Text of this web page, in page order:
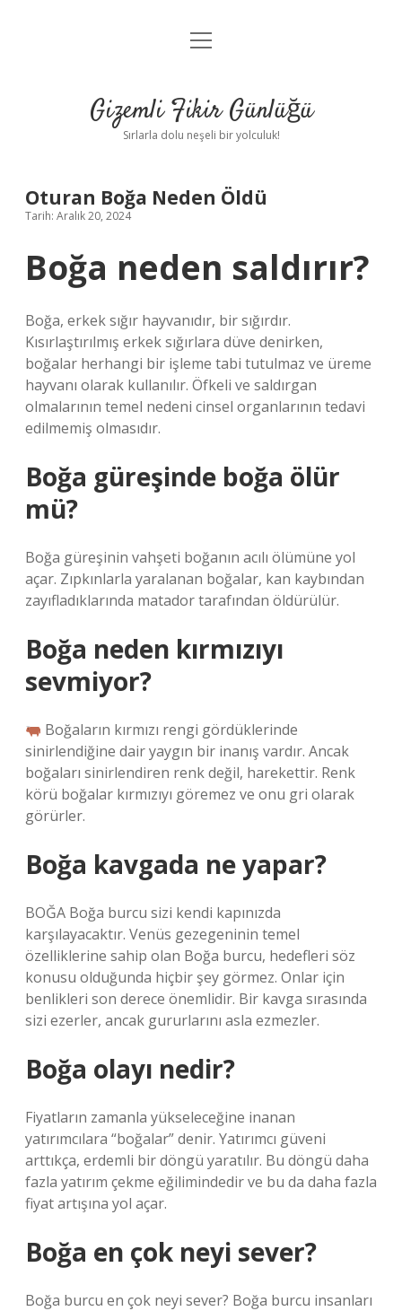
Anasayfa
Yasal Uyarı
menüyü
Gizemli Fikir Günlüğü
Sırlarla dolu neşeli bir yolculuk!
Oturan Boğa Neden Öldü
Tarih: Aralık 20, 2024
Boğa neden saldırır?
Boğa, erkek sığır hayvanıdır, bir sığırdır.
Kısırlaştırılmış erkek sığırlara düve denirken,
boğalar herhangi bir işleme tabi tutulmaz ve üreme
hayvanı olarak kullanılır. Öfkeli ve saldırgan
olmalarının temel nedeni cinsel organlarının tedavi
edilmemiş olmasıdır.
Boğa güreşinde boğa ölür
mü?
Boğa güreşinin vahşeti boğanın acılı ölümüne yol
açar. Zıpkınlarla yaralanan boğalar, kan kaybından
zayıfladıklarında matador tarafından öldürülür.
Boğa neden kırmızıyı
sevmiyor?
Boğaların kırmızı rengi gördüklerinde
sinirlendiğine dair yaygın bir inanış vardır. Ancak
boğaları sinirlendiren renk değil, harekettir. Renk
körü boğalar kırmızıyı göremez ve onu gri olarak
görürler.
Boğa kavgada ne yapar?
BOĞA Boğa burcu sizi kendi kapınızda
karşılayacaktır. Venüs gezegeninin temel
özelliklerine sahip olan Boğa burcu, hedefleri söz
konusu olduğunda hiçbir şey görmez. Onlar için
benlikleri son derece önemlidir. Bir kavga sırasında
sizi ezerler, ancak gururlarını asla ezmezler.
Boğa olayı nedir?
Fiyatların zamanla yükseleceğine inanan
yatırımcılara “boğalar” denir. Yatırımcı güveni
arttıkça, erdemli bir döngü yaratılır. Bu döngü daha
fazla yatırım çekme eğilimindedir ve bu da daha fazla
fiyat artışına yol açar.
Boğa en çok neyi sever?
Boğa burcu en çok neyi sever? Boğa burcu insanları